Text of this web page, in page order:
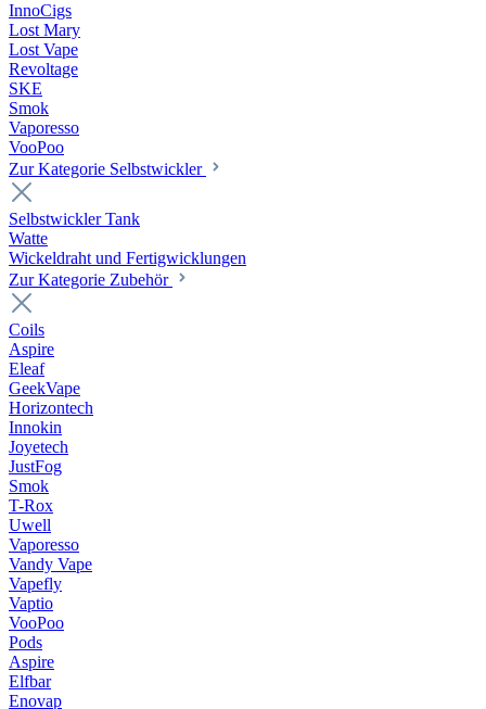
InnoCigs
Lost Mary
Lost Vape
Revoltage
SKE
Smok
Vaporesso
VooPoo
Zur Kategorie Selbstwickler
Selbstwickler Tank
Watte
Wickeldraht und Fertigwicklungen
Zur Kategorie Zubehör
Coils
Aspire
Eleaf
GeekVape
Horizontech
Innokin
Joyetech
JustFog
Smok
T-Rox
Uwell
Vaporesso
Vandy Vape
Vapefly
Vaptio
VooPoo
Pods
Aspire
Elfbar
Enovap